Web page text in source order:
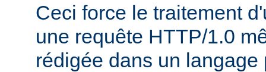
Ceci force le traitement
une requête HTTP/1.0
rédigée dans un langage